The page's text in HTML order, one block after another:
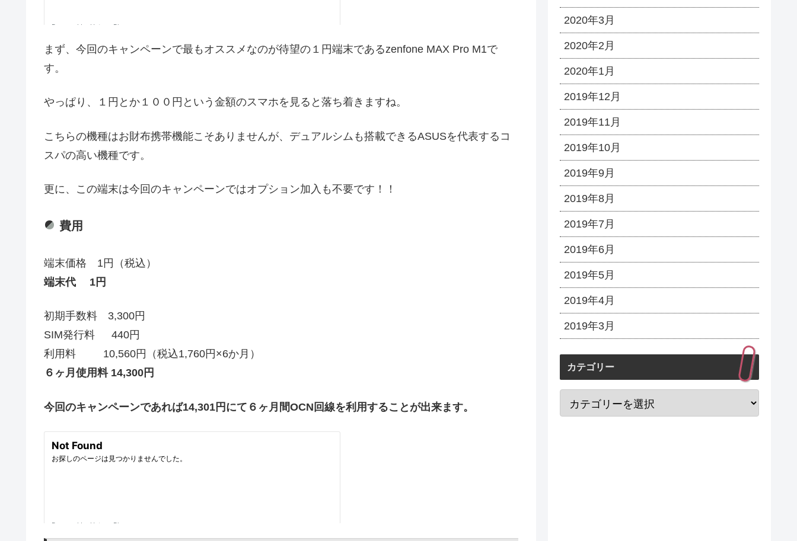
まず、今回のキャンペーンで最もオススメなのが待望の１円端末であるzenfone MAX Pro M1で
す。
やっぱり、１円とか１００円という金額のスマホを見ると落ち着きますね。
こちらの機種はお財布携帯機能こそありませんが、デュアルシムも搭載できるASUSを代表するコ
スパの高い機種です。
更に、この端末は今回のキャンペーンではオプション加入も不要です！！
費用
端末価格 1円（税込）
端末代 1円
初期手数料 3,300円
SIM発行料 440円
利用料 10,560円（税込1,760円×6か月）
６ヶ月使用料 14,300円
今回のキャンペーンであれば14,301円にて６ヶ月間OCN回線を利用することが出来ます。
2020年3月
2020年2月
2020年1月
2019年12月
2019年11月
2019年10月
2019年9月
2019年8月
2019年7月
2019年6月
2019年5月
2019年4月
2019年3月
カテゴリー